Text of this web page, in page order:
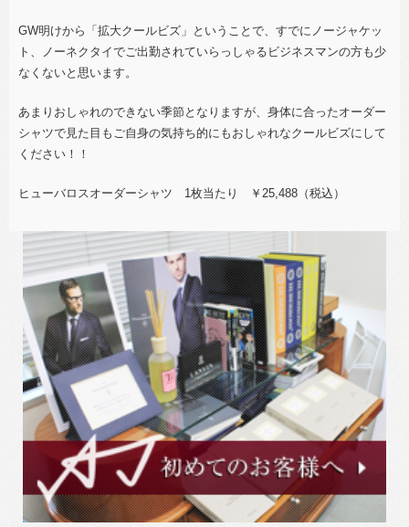
GW明けから「拡大クールビズ」ということで、すでにノージャケッ
ト、ノーネクタイでご出勤されていらっしゃるビジネスマンの方も少
なくないと思います。
あまりおしゃれのできない季節となりますが、身体に合ったオーダー
シャツで見た目もご自身の気持ち的にもおしゃれなクールビズにして
ください！！
ヒューバロスオーダーシャツ 1枚当たり ￥25,488（税込）